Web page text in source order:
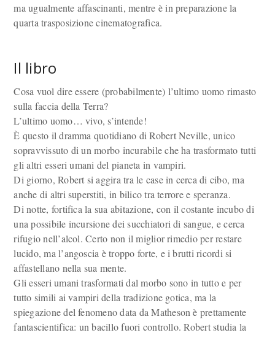
ma ugualmente affascinanti, mentre è in preparazione la
quarta trasposizione cinematografica.
Il libro
Cosa vuol dire essere (probabilmente) l’ultimo uomo rimasto
sulla faccia della Terra?
L’ultimo uomo… vivo, s’intende!
È questo il dramma quotidiano di Robert Neville, unico
sopravvissuto di un morbo incurabile che ha trasformato tutti
gli altri esseri umani del pianeta in vampiri.
Di giorno, Robert si aggira tra le case in cerca di cibo, ma
anche di altri superstiti, in bilico tra terrore e speranza.
Di notte, fortifica la sua abitazione, con il costante incubo di
una possibile incursione dei succhiatori di sangue, e cerca
rifugio nell’alcol. Certo non il miglior rimedio per restare
lucido, ma l’angoscia è troppo forte, e i brutti ricordi si
affastellano nella sua mente.
Gli esseri umani trasformati dal morbo sono in tutto e per
tutto simili ai vampiri della tradizione gotica, ma la
spiegazione del fenomeno data da Matheson è prettamente
fantascientifica: un bacillo fuori controllo. Robert studia la